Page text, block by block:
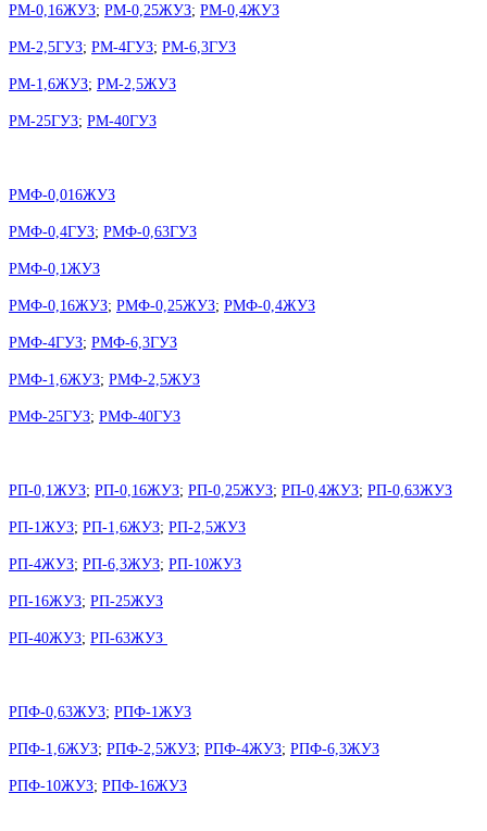
РМ-0,16ЖУЗ; РМ-0,25ЖУЗ; РМ-0,4ЖУЗ
РМ-2,5ГУЗ; РМ-4ГУЗ; РМ-6,3ГУЗ
РМ-1,6ЖУЗ; РМ-2,5ЖУЗ
РМ-25ГУЗ; РМ-40ГУЗ
РМФ-0,016ЖУЗ
РМФ-0,4ГУЗ; РМФ-0,63ГУЗ
РМФ-0,1ЖУЗ
РМФ-0,16ЖУЗ; РМФ-0,25ЖУЗ; РМФ-0,4ЖУЗ
РМФ-4ГУЗ; РМФ-6,3ГУЗ
РМФ-1,6ЖУЗ; РМФ-2,5ЖУЗ
РМФ-25ГУЗ; РМФ-40ГУЗ
РП-0,1ЖУЗ; РП-0,16ЖУЗ; РП-0,25ЖУЗ; РП-0,4ЖУЗ; РП-0,63ЖУЗ
РП-1ЖУЗ; РП-1,6ЖУЗ; РП-2,5ЖУЗ
РП-4ЖУЗ; РП-6,3ЖУЗ; РП-10ЖУЗ
РП-16ЖУЗ; РП-25ЖУЗ
РП-40ЖУЗ; РП-63ЖУЗ
РПФ-0,63ЖУЗ; РПФ-1ЖУЗ
РПФ-1,6ЖУЗ; РПФ-2,5ЖУЗ; РПФ-4ЖУЗ; РПФ-6,3ЖУЗ
РПФ-10ЖУЗ; РПФ-16ЖУЗ